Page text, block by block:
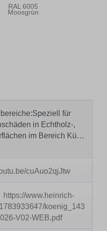
RAL 6005
Moosgrün
für
in Echtholz-,
im Bereich Kü…
cuAuo2qjJtw
https://www.heinrich-
koenig_143
V02-WEB.pdf